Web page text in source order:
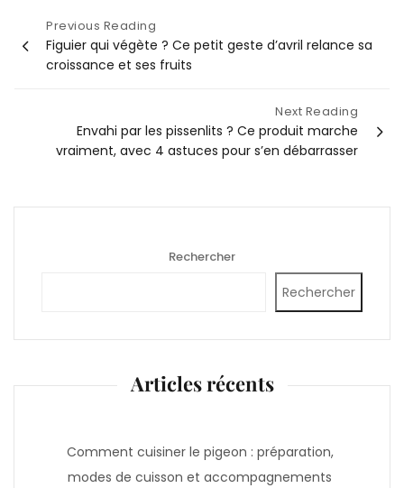
Navigation
de
l’article
Previous Reading
Figuier qui végète ? Ce petit geste d’avril relance sa
croissance et ses fruits
Next Reading
Envahi par les pissenlits ? Ce produit marche
vraiment, avec 4 astuces pour s’en débarrasser
Rechercher
Rechercher
Articles récents
Comment cuisiner le pigeon : préparation,
modes de cuisson et accompagnements